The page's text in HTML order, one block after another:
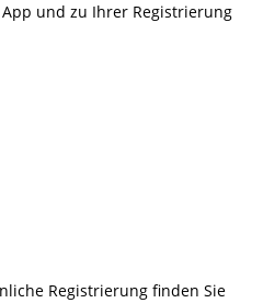
und zu Ihrer Registrierung
Registrierung finden Sie